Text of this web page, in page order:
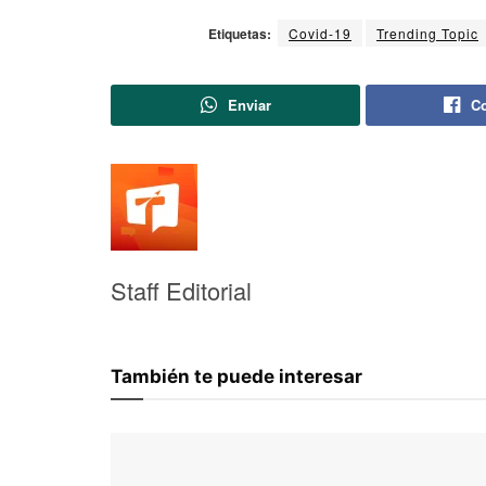
Etiquetas: Covid-19 Trending Topic
Enviar
Staff Editorial
También te puede interesar